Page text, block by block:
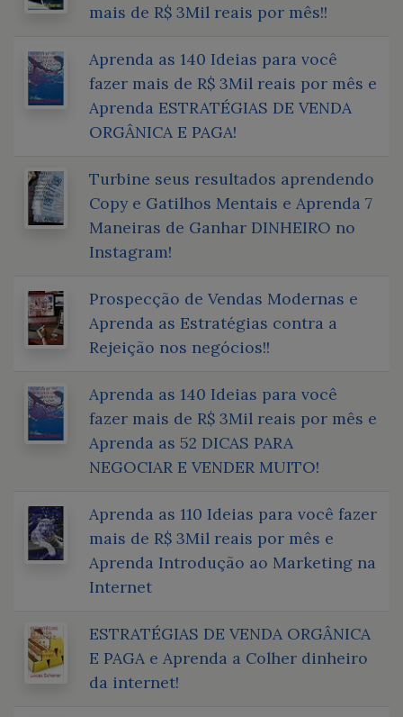
mais de R$ 3Mil reais por mês!!
Aprenda as 140 Ideias para você
fazer mais de R$ 3Mil reais por mês e
Aprenda ESTRATÉGIAS DE VENDA
ORGÂNICA E PAGA!
Turbine seus resultados aprendendo
Copy e Gatilhos Mentais e Aprenda 7
Maneiras de Ganhar DINHEIRO no
Instagram!
Prospecção de Vendas Modernas e
Aprenda as Estratégias contra a
Rejeição nos negócios!!
Aprenda as 140 Ideias para você
fazer mais de R$ 3Mil reais por mês e
Aprenda as 52 DICAS PARA
NEGOCIAR E VENDER MUITO!
Aprenda as 110 Ideias para você fazer
mais de R$ 3Mil reais por mês e
Aprenda Introdução ao Marketing na
Internet
ESTRATÉGIAS DE VENDA ORGÂNICA
E PAGA e Aprenda a Colher dinheiro
da internet!